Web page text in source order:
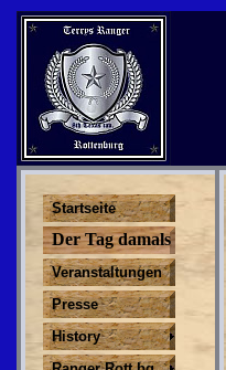
Startseite
Der Tag damals
Veranstaltungen
Presse
History